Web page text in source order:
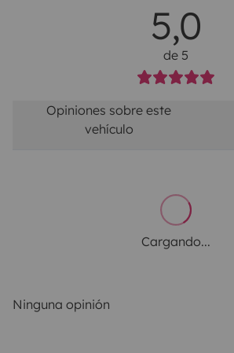
5,0
de 5
Opiniones sobre este
vehículo
Cargando...
Ninguna opinión